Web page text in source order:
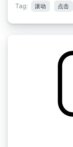
Tag: 滚动 点击